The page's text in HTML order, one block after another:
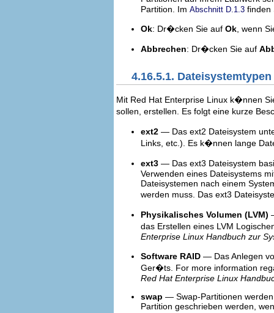
Partition. Im Abschnitt D.1.3 finden
Ok: Dr�cken Sie auf Ok , wenn
Abbrechen: Dr�cken Sie auf
4.16.5.1. Dateisystemtypen
Mit Red Hat Enterprise Linux k�nnen
sollen, erstellen. Es folgt eine kurze
ext2 — Das ext2 Dateisystem
Links, etc.). Es k�nnen lange
ext3 — Das ext3 Dateisystem
Verwenden eines Dateisystems
Dateisystemen nach einem
werden muss. Das ext3
Physikalisches Volumen (LVM)
das Erstellen eines LVM
Enterprise Linux Handbuch zur
Software RAID — Das Anlegen
Ger�ts. For more information
Red Hat Enterprise Linux
swap — Swap-Partitionen
Partition geschrieben werden,